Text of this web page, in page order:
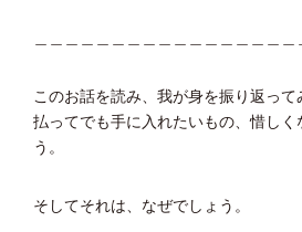
このお話を読み、我が身を振り返っ
払ってでも手に入れたいもの、惜しく
う。
そしてそれは、なぜでしょう。